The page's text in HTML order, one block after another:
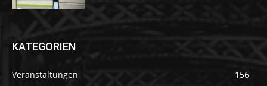
KATEGORIEN
Veranstaltungen
156